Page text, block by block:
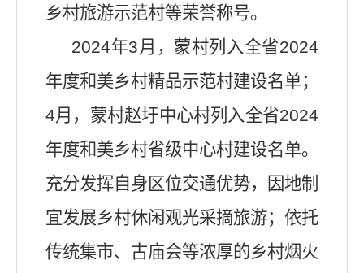
乡村旅游示范村等荣誉称号。
2024年3月，蒙村列入全省2024
年度和美乡村精品示范村建设名单；
4月，蒙村赵圩中心村列入全省2024
年度和美乡村省级中心村建设名单。
充分发挥自身区位交通优势，
因地制
宜发展乡村休闲观光采摘旅游；依托
传统集市、古庙会等浓厚的乡村烟火